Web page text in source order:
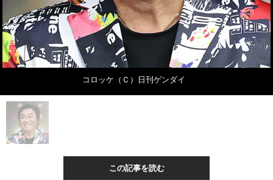
コロッケ（Ｃ）日刊ゲンダイ
この記事を読む